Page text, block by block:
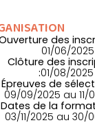
des
01/06/2025
Clôture des
:01/08/2025
Épreuves de
09/09/2025 au 11/
Dates de la
03/11/2025 au 30/